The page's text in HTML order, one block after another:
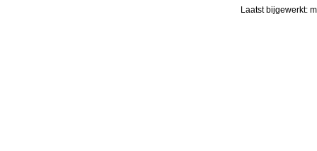
Laatst bijgewerkt: